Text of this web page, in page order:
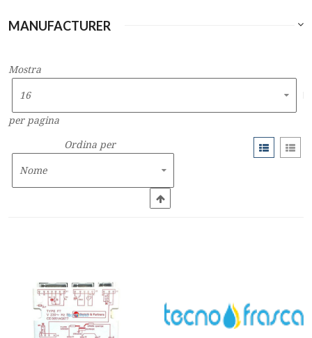
MANUFACTURER
Mostra
per pagina
Ordina per